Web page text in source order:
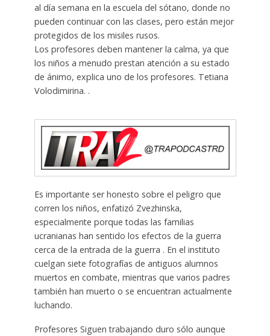
al día semana en la escuela del sótano, donde no
pueden continuar con las clases, pero están mejor
protegidos de los misiles rusos.
Los profesores deben mantener la calma, ya que
los niños a menudo prestan atención a su estado
de ánimo, explica uno de los profesores. Tetiana
Volodimirina. .
Es importante ser honesto sobre el peligro que
corren los niños, enfatizó Zvezhinska,
especialmente porque todas las familias
ucranianas han sentido los efectos de la guerra
cerca de la entrada de la guerra . En el instituto
cuelgan siete fotografías de antiguos alumnos
muertos en combate, mientras que varios padres
también han muerto o se encuentran actualmente
luchando.
Profesores Siguen trabajando duro sólo aunque